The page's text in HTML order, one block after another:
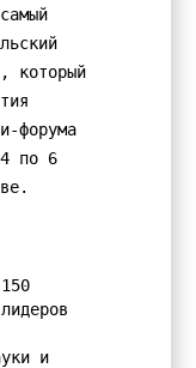
который
форума
по 6
и